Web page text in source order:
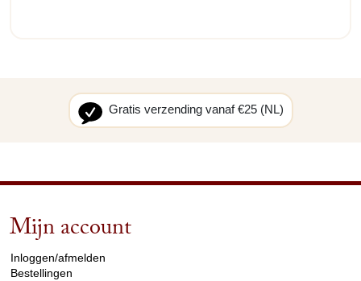
Gratis verzending vanaf €25 (NL)
Mijn account
Inloggen/afmelden
Bestellingen